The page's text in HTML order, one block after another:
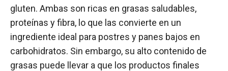
gluten. Ambas son ricas en grasas saludables,
proteínas y fibra, lo que las convierte en un
ingrediente ideal para postres y panes bajos en
carbohidratos. Sin embargo, su alto contenido de
grasas puede llevar a que los productos finales